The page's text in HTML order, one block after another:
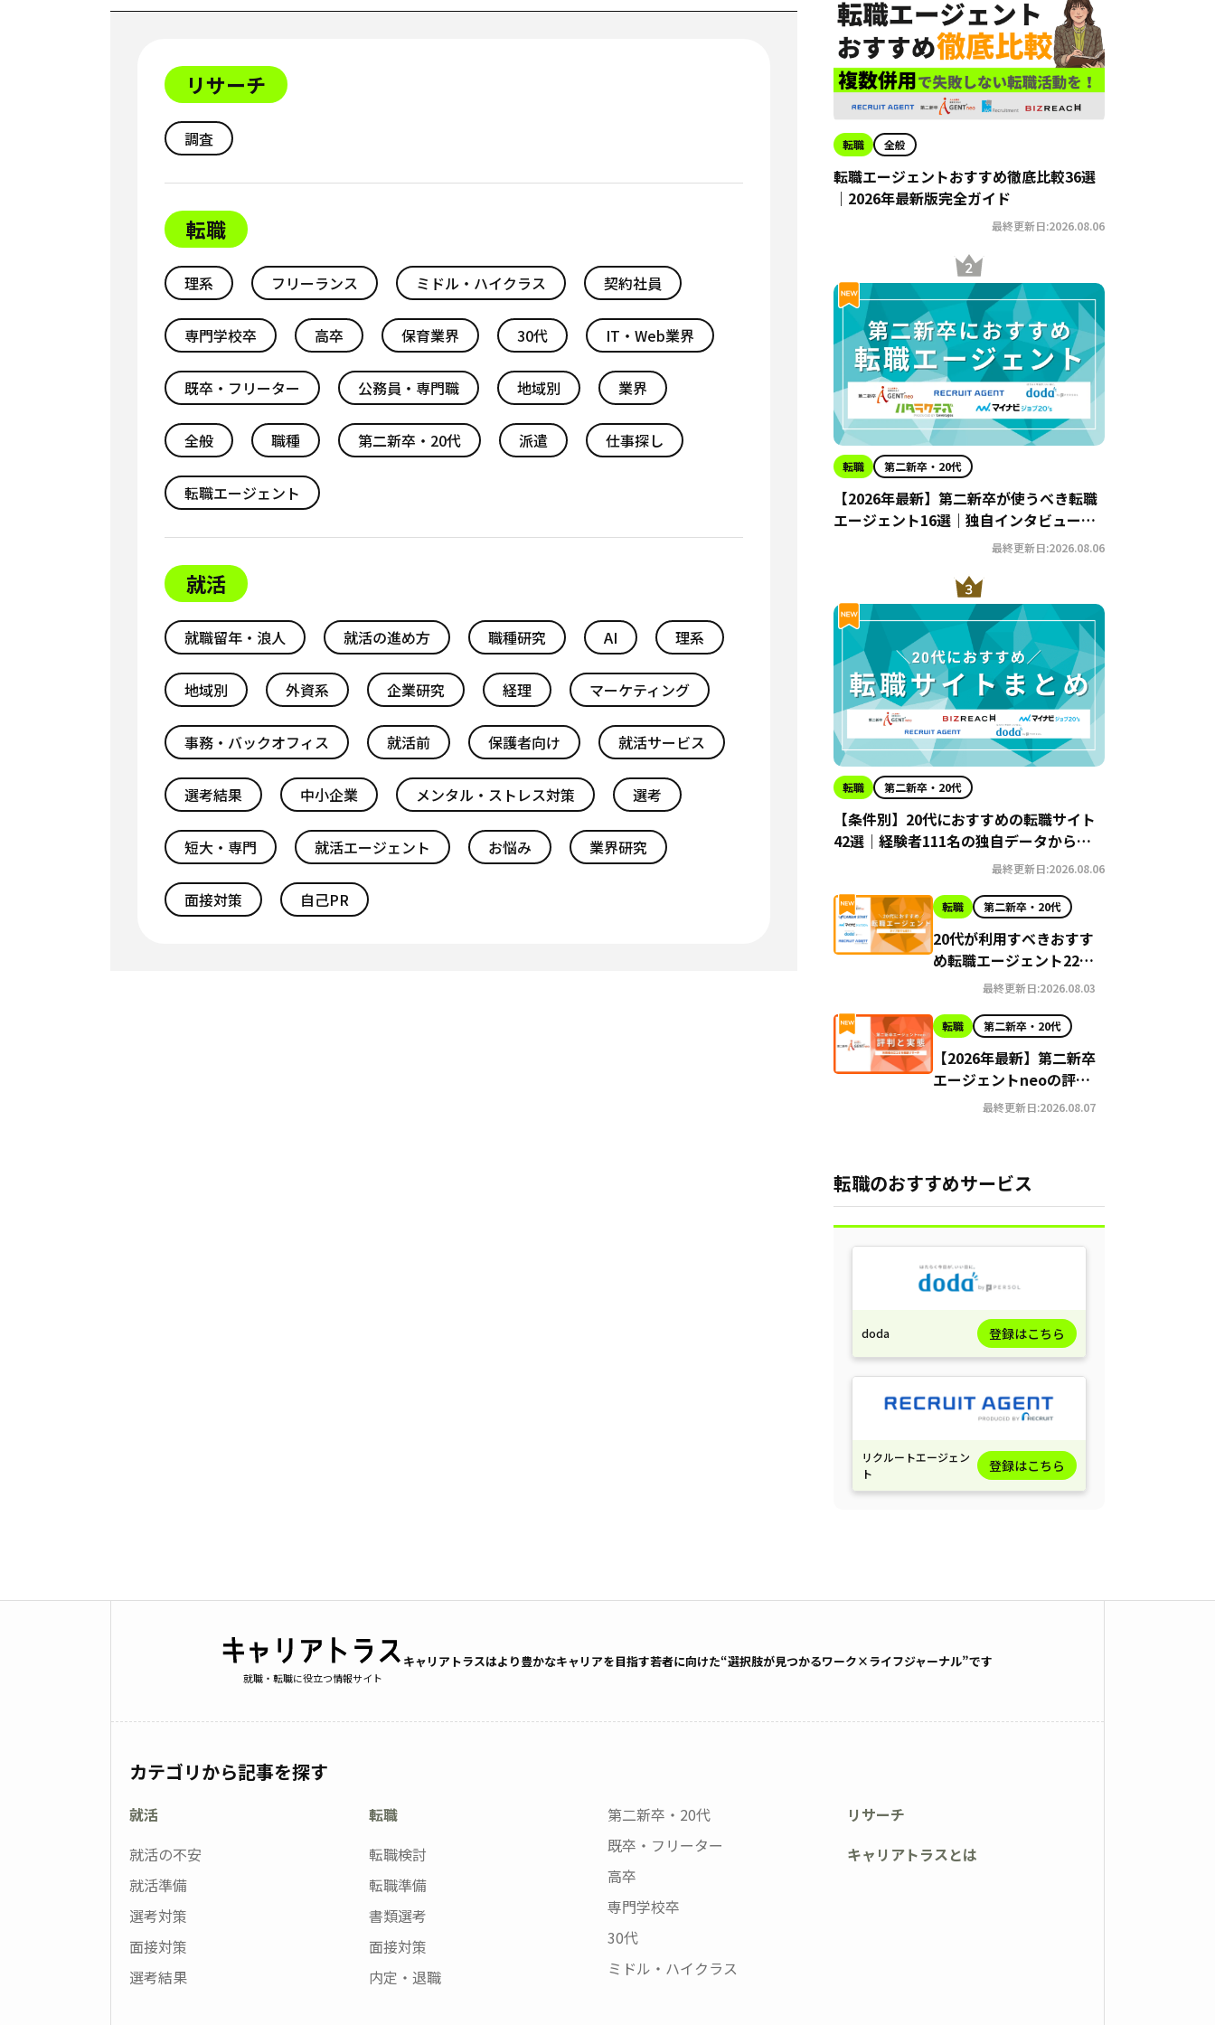
リサーチ
調査
転職
理系 フリーランス ミドル・ハイクラス 契約社員
専門学校卒 高卒 保育業界 30代 IT・Web業界
既卒・フリーター 公務員・専門職 地域別 業界
全般 職種 第二新卒・20代 派遣 仕事探し
転職エージェント
就活
就職留年・浪人 就活の進め方 職種研究 AI 理系
地域別 外資系 企業研究 経理 マーケティング
事務・バックオフィス 就活前 保護者向け 就活サービス
選考結果 中小企業 メンタル・ストレス対策 選考
短大・専門 就活エージェント お悩み 業界研究
面接対策 自己PR
転職 全般
転職エージェントおすすめ徹底比較36選
｜2026年最新版完全ガイド
最終更新日:2026.08.06
転職 第二新卒・20代
【2026年最新】第二新卒が使うべき転職
エージェント16選｜独自インタビューか
らわかるおすすめ理由・サービスの特徴
最終更新日:2026.08.06
転職 第二新卒・20代
【条件別】20代におすすめの転職サイト
42選｜経験者111名の独自データから導
最終更新日:2026.08.06
転職 第二新卒・20代
20代が利用すべきおすす
め転職エージェント22選
【2026年最新】
最終更新日:2026.08.03
転職 第二新卒・20代
【2026年最新】第二新卒
エージェントneoの評判
はやばい？Google口コ
最終更新日:2026.08.07
転職のおすすめサービス
doda 登録はこちら
リクルートエージェン
ト
登録はこちら
就職・転職に役立つ情報サイト
キャリアトラスはより豊かなキャリアを目指す若者に向けた“選択肢が見つかるワーク×ライフジャーナル”です
カテゴリから記事を探す
就活
就活の不安
就活準備
選考対策
面接対策
選考結果
転職
転職検討
転職準備
書類選考
面接対策
内定・退職
第二新卒・20代
既卒・フリーター
高卒
専門学校卒
30代
ミドル・ハイクラス
リサーチ
キャリアトラスとは